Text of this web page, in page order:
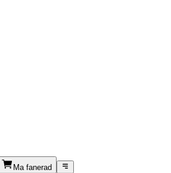
Ma fanerad